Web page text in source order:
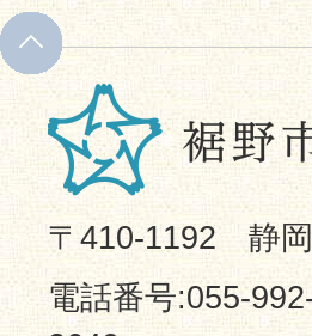
〒410-1192 静
電話番号:055-